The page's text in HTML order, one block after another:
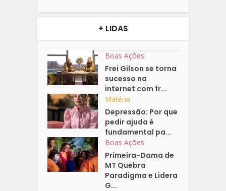
+ LIDAS
Boas Ações
Frei Gilson se torna
sucesso na
internet com fr...
Matéria
Depressão: Por que
pedir ajuda é
fundamental pa...
Boas Ações
Primeira-Dama de
MT Quebra
Paradigma e Lidera
G...